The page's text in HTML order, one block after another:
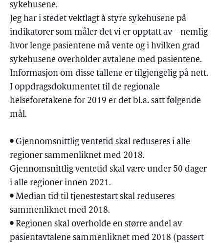
sykehusene.
Jeg har i stedet vektlagt å styre sykehusene på
indikatorer som måler det vi er opptatt av – nemlig
hvor lenge pasientene må vente og i hvilken grad
sykehusene overholder avtalene med pasientene.
Informasjon om disse tallene er tilgjengelig på nett.
I oppdragsdokumentet til de regionale
helseforetakene for 2019 er det bl.a. satt følgende
mål.
• Gjennomsnittlig ventetid skal reduseres i alle
regioner sammenliknet med 2018.
Gjennomsnittlig ventetid skal være under 50 dager
i alle regioner innen 2021.
• Median tid til tjenestestart skal reduseres
sammenliknet med 2018.
• Regionen skal overholde en større andel av
pasientavtalene sammenliknet med 2018 (passert